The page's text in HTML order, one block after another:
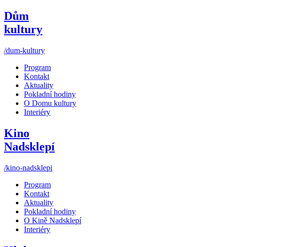
Dům
kultury
/dum-kultury
Program
Kontakt
Aktuality
Pokladní hodiny
O Domu kultury
Interiéry
Kino
Nadsklepí
/kino-nadsklepi
Program
Kontakt
Aktuality
Pokladní hodiny
O Kině Nadsklepí
Interiéry